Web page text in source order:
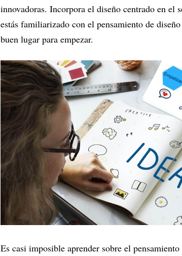
innovadoras. Incorpora el diseño centrado en el
estás familiarizado con el pensamiento de
buen lugar para empezar.
Es casi imposible aprender sobre el